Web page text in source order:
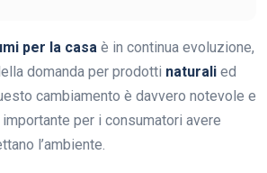
per la casa è in continua evoluzione,
domanda per prodotti naturali ed
cambiamento è davvero notevole e
per i consumatori avere
l’ambiente.